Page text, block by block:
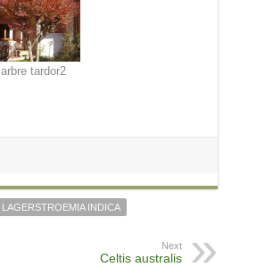
arbre tardor2
LAGERSTROEMIA INDICA
Next
Celtis australis